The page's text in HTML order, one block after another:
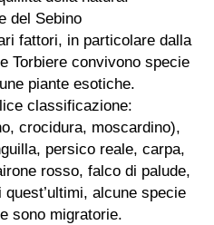
del Sebino
fattori, in particolare dalla
Torbiere convivono specie
piante esotiche.
classificazione:
crocidura, moscardino),
persico reale, carpa,
rosso, falco di palude,
alcune specie
sono migratorie.